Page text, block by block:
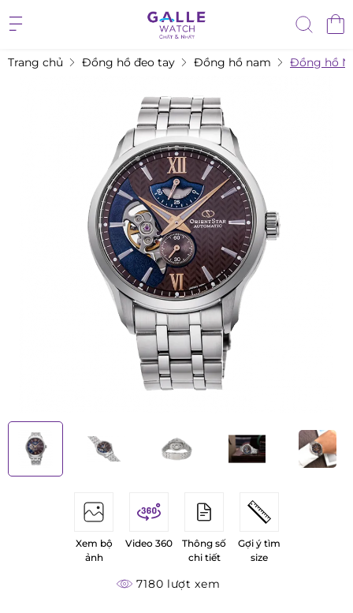
Trang chủ Đồng hồ đeo tay Đồng hồ nam Đồng hồ
Xem bộ
ảnh
Video 360
Thông số
chi tiết
Gợi ý tìm
size
7180 lượt xem